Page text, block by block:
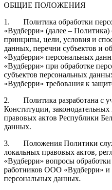
ОБЩИЕ ПОЛОЖЕНИЯ
1. Политика обработки
«Вудберри» (далее – Политика)
принципы, цели, условия и
данных, перечни субъектов и
«Вудберри» персональных
«Вудберри» при обработке
субъектов персональных
«Вудберри» требования к
2. Политика разработана с
Конституции,
правовых актов Республики
данных.
3. Положения Политики
локальных правовых актов,
«Вудберри» вопросы
работников ООО «Вудберри» и
персональных данных.